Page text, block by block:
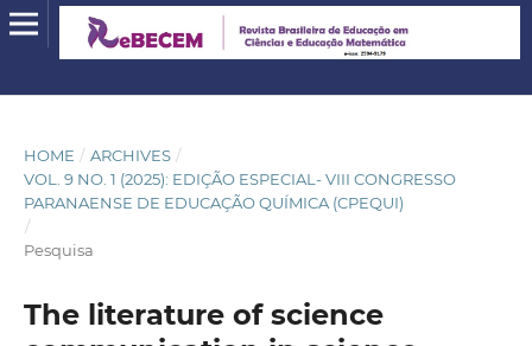
HOME / ARCHIVES /
VOL. 9 NO. 1 (2025): EDIÇÃO ESPECIAL- VIII CONGRESSO
PARANAENSE DE EDUCAÇÃO QUÍMICA (CPEQUI)
/
Pesquisa
The literature of science